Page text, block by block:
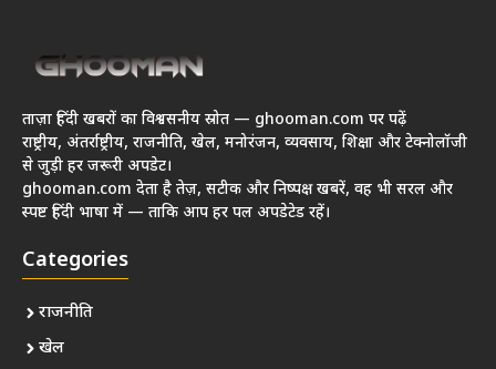
ताज़ा हिंदी खबरों का विश्वसनीय स्रोत — ghooman.com पर पढ़ें
राष्ट्रीय, अंतर्राष्ट्रीय, राजनीति, खेल, मनोरंजन, व्यवसाय, शिक्षा और टेक्नोलॉजी
से जुड़ी हर जरूरी अपडेट।
ghooman.com देता है तेज़, सटीक और निष्पक्ष खबरें, वह भी सरल और
स्पष्ट हिंदी भाषा में — ताकि आप हर पल अपडेटेड रहें।
Categories
राजनीति
खेल